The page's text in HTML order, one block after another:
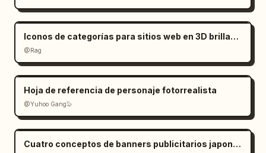
Iconos de categorías para sitios web en 3D brillante
@Rag
Hoja de referencia de personaje fotorrealista
@Yuhoo Gang🦭
Cuatro conceptos de banners publicitarios japoneses